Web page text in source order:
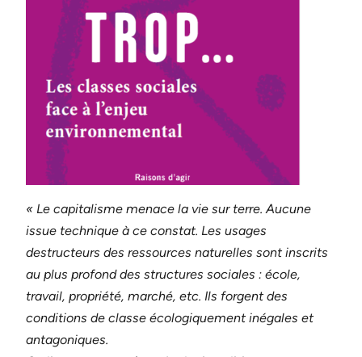
« Le capitalisme menace la vie sur terre. Aucune
issue technique à ce constat. Les usages
destructeurs des ressources naturelles sont inscrits
au plus profond des structures sociales : école,
travail, propriété, marché, etc. Ils forgent des
conditions de classe écologiquement inégales et
antagoniques.